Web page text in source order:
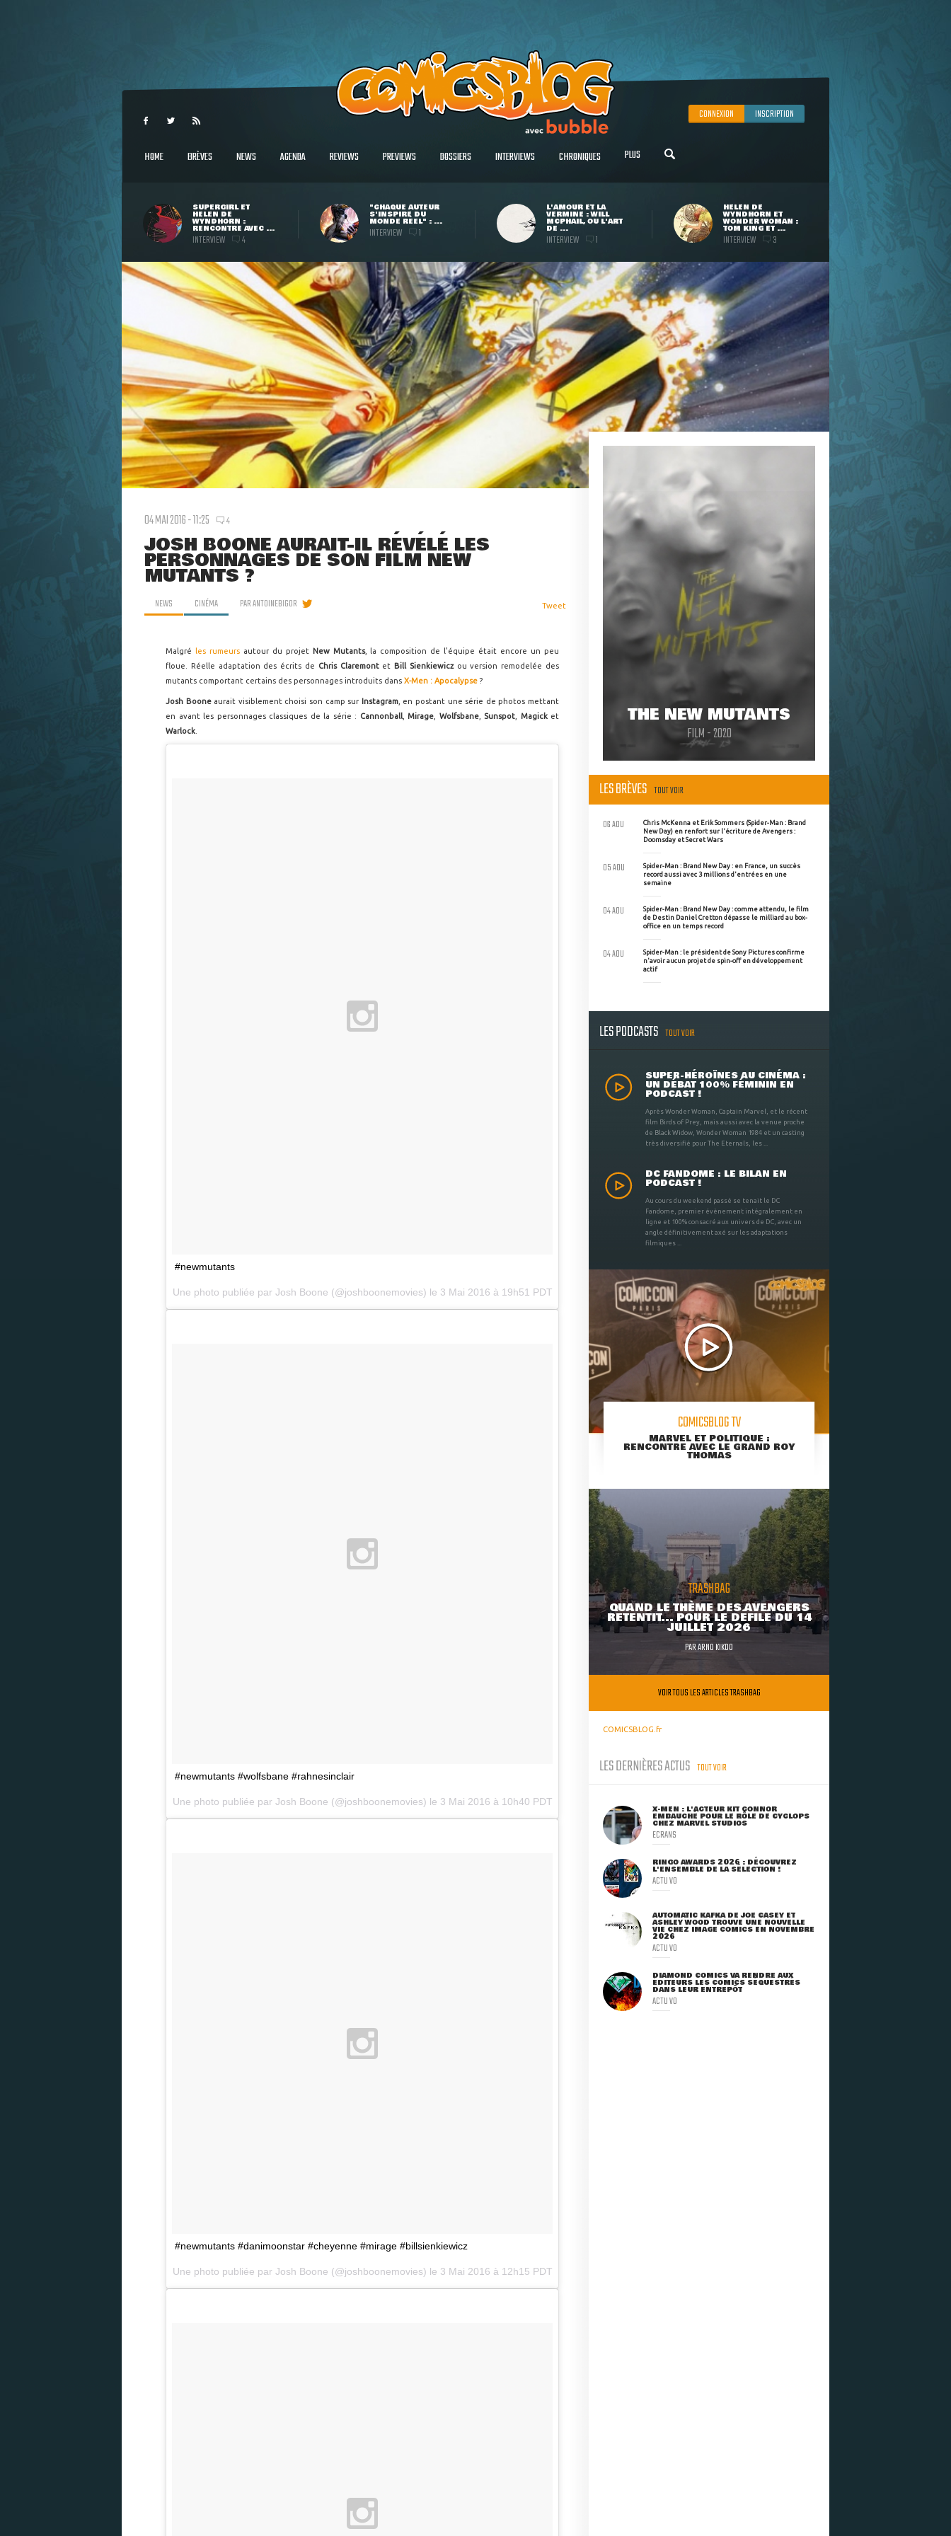
CONNEXION INSCRIPTION
HOME BRÈVES NEWS AGENDA REVIEWS PREVIEWS DOSSIERS INTERVIEWS CHRONIQUES PLUS
SUPERGIRL ET
HELEN DE
WYNDHORN :
RENCONTRE AVEC ...
INTERVIEW 4
"CHAQUE AUTEUR
S'INSPIRE DU
MONDE RÉEL" : ...
INTERVIEW 1
L'AMOUR ET LA
VERMINE : WILL
MCPHAIL, OU L'ART
DE ...
INTERVIEW 1
HELEN DE
WYNDHORN ET
WONDER WOMAN :
TOM KING ET ...
INTERVIEW 3
04 MAI 2016 - 11:25 4
JOSH BOONE AURAIT-IL RÉVÉLÉ LES
PERSONNAGES DE SON FILM NEW
MUTANTS ?
NEWS CINÉMA PARANTOINEBIGOR Tweet
Malgré les rumeurs autour du projet New Mutants, la composition de l'équipe était encore un peu
floue. Réelle adaptation des écrits de Chris Claremontet Bill Sienkiewiczou version remodelée des
mutants comportant certains des personnages introduits dans X-Men : Apocalypse ?
Josh Booneaurait visiblement choisi son camp sur Instagram, en postant une série de photos mettant
en avant les personnages classiques de la série : Cannonball, Mirage Wolfsbane, Sunspot Magicket
Warlock
#newmutants
Une photo publiée par Josh Boone (@joshboonemovies) le 3 Mai 2016 à 19h51 PDT
#newmutants #wolfsbane #rahnesinclair
Une photo publiée par Josh Boone (@joshboonemovies) le 3 Mai 2016 à 10h40 PDT
#newmutants #danimoonstar #cheyenne #mirage #billsienkiewicz
Une photo publiée par Josh Boone (@joshboonemovies) le 3 Mai 2016 à 12h15 PDT
THE NEW MUTANTS
FILM - 2020
LES BRÈVES TOUT VOIR
Chris McKenna et Erik Sommers (Spider-Man : Brand
New Day) en renfort sur l'écriture de Avengers :
Doomsday et Secret Wars
06 AOU
Spider-Man : Brand New Day : en France, un succès
record aussi avec 3 millions d'entrées en une
semaine
05 AOU
Spider-Man : Brand New Day : comme attendu, le film
de Destin Daniel Cretton dépasse le milliard au box-
office en un temps record
04 AOU
Spider-Man : le président de Sony Pictures confirme
n'avoir aucun projet de spin-off en développement
actif
04 AOU
LES PODCASTS TOUT VOIR
SUPER-HÉROÏNES AU CINÉMA :
UN DÉBAT 100% FÉMININ EN
PODCAST !
Après Wonder Woman, Captain Marvel, et le récent
film Birds of Prey, mais aussi avec la venue proche
de Black Widow, Wonder Woman 1984 et un casting
très diversifié pour The Eternals, les ...
DC FANDOME : LE BILAN EN
PODCAST !
Au cours du weekend passé se tenait le DC
Fandome, premier évènement intégralement en
ligne et 100% consacré aux univers de DC, avec un
angle définitivement axé sur les adaptations
filmiques ...
COMICSBLOG TV
MARVEL ET POLITIQUE :
RENCONTRE AVEC LE GRAND ROY
THOMAS
TRASHBAG
QUAND LE THÈME DES AVENGERS
RETENTIT... POUR LE DÉFILÉ DU 14
JUILLET 2026
PARARNO KIKOO
VOIR TOUS LES ARTICLES TRASHBAG
COMICSBLOG.fr
LES DERNIÈRES ACTUS TOUT VOIR
X-MEN : L'ACTEUR KIT CONNOR
EMBAUCHÉ POUR LE RÔLE DE CYCLOPS
CHEZ MARVEL STUDIOS
ECRANS
RINGO AWARDS 2026 : DÉCOUVREZ
L'ENSEMBLE DE LA SÉLECTION !
ACTU VO
AUTOMATIC KAFKA DE JOE CASEY ET
ASHLEY WOOD TROUVE UNE NOUVELLE
VIE CHEZ IMAGE COMICS EN NOVEMBRE
2026
ACTU VO
DIAMOND COMICS VA RENDRE AUX
ÉDITEURS LES COMICS SÉQUESTRÉS
DANS LEUR ENTREPÔT
ACTU VO